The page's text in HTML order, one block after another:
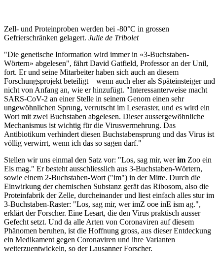
Zell- und Proteinproben werden bei -80°C in grossen
Gefrierschränken gelagert. Julie de Tribolet
"Die genetische Information wird immer in «3-Buchstaben-
Wörtern» abgelesen", fährt David Gatfield, Professor an der Unil,
fort. Er und seine Mitarbeiter haben sich auch an diesem
Forschungsprojekt beteiligt – wenn auch eher als Späteinsteiger und
nicht von Anfang an, wie er hinzufügt. "Interessanterweise macht
SARS-CoV-2 an einer Stelle in seinem Genom einen sehr
ungewöhnlichen Sprung, verrutscht im Leseraster, und es wird ein
Wort mit zwei Buchstaben abgelesen. Dieser aussergewöhnliche
Mechanismus ist wichtig für die Virusvermehrung. Das
Antibiotikum verhindert diesen Buchstabensprung und das Virus ist
völlig verwirrt, wenn ich das so sagen darf."
Stellen wir uns einmal den Satz vor: "Los, sag mir, werim Zoo ein
Eis mag." Er besteht ausschliesslich aus 3-Buchstaben-Wörtern,
sowie einem 2-Buchstaben-Wort ("im") in der Mitte. Durch die
Einwirkung der chemischen Substanz gerät das Ribosom, also die
Proteinfabrik der Zelle, durcheinander und liest einfach alles stur im
3-Buchstaben-Raster: "Los, sag mir, wer imZ ooe inE ism ag.",
erklärt der Forscher. Eine Lesart, die den Virus praktisch ausser
Gefecht setzt. Und da alle Arten von Coronaviren auf diesem
Phänomen beruhen, ist die Hoffnung gross, aus dieser Entdeckung
ein Medikament gegen Coronaviren und ihre Varianten
weiterzuentwickeln, so der Lausanner Forscher.